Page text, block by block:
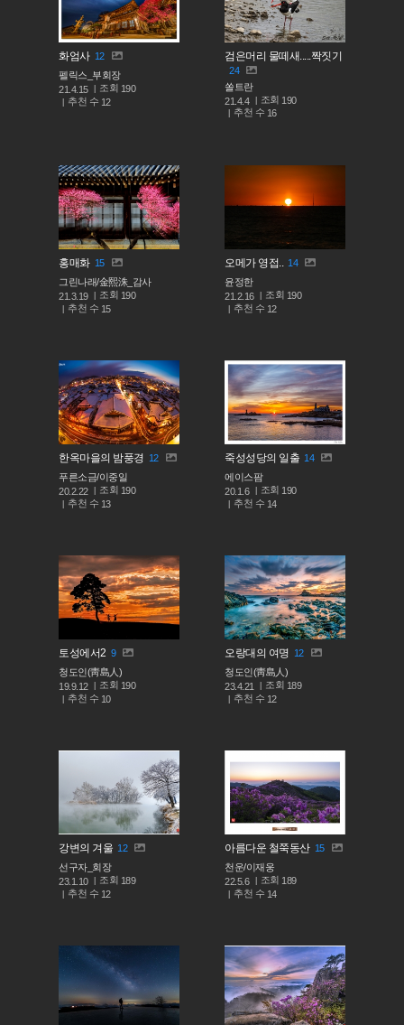
화엄사 12
펠릭스_부회장
21.4.15
조회 190
추천 수 12
검은머리 물떼새.....짝짓기
24
쏠트란
21.4.4
조회 190
추천 수 16
홍매화 15
그린나래/金熙洙_감사
21.3.19
조회 190
추천 수 15
오메가 영접.. 14
윤정한
21.2.16
조회 190
추천 수 12
한옥마을의 밤풍경 12
푸른소금/이중일
20.2.22
조회 190
추천 수 13
죽성성당의 일출 14
에이스팜
20.1.6
조회 190
추천 수 14
토성에서2 9
청도인(靑島人)
19.9.12
조회 190
추천 수 10
오랑대의 여명 12
청도인(靑島人)
23.4.21
조회 189
추천 수 12
강변의 겨울 12
선구자_회장
23.1.10
조회 189
추천 수 12
아름다운 철쭉동산 15
천운/이재웅
22.5.6
조회 189
추천 수 14